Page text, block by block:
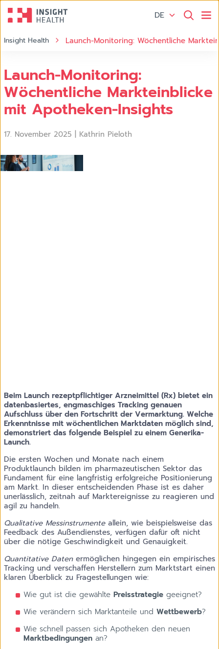
DE
Insight Health Launch-Monitoring: Wöchentliche
Launch-Monitoring:
Wöchentliche Markteinblicke
mit Apotheken-Insights
17. November 2025 | Kathrin Pieloth
Zielgruppenmonitoring
Beim Launch rezeptpflichtiger Arzneimittel (Rx) bietet ein
datenbasiertes, engmaschiges Tracking genauen
Aufschluss über den Fortschritt der Vermarktung. Welche
Erkenntnisse mit wöchentlichen Marktdaten möglich sind,
demonstriert das folgende Beispiel zu einem Generika-
Launch.
Die ersten Wochen und Monate nach einem
Produktlaunch bilden im pharmazeutischen Sektor das
Fundament für eine langfristig erfolgreiche Positionierung
am Markt. In dieser entscheidenden Phase ist es daher
unerlässlich, zeitnah auf Marktereignisse zu reagieren und
agil zu handeln.
Qualitative Messinstrumenteallein, wie beispielsweise das
Feedback des Außendienstes, verfügen dafür oft nicht
über die nötige Geschwindigkeit und Genauigkeit.
Quantitative Datenermöglichen hingegen ein empirisches
Tracking und verschaffen Herstellern zum Marktstart einen
klaren Überblick zu Fragestellungen wie:
Wie gut ist die gewählte Preisstrategie geeignet?
Wie verändern sich Marktanteile und Wettbewerb?
Wie schnell passen sich Apotheken den neuen
Marktbedingungen an?